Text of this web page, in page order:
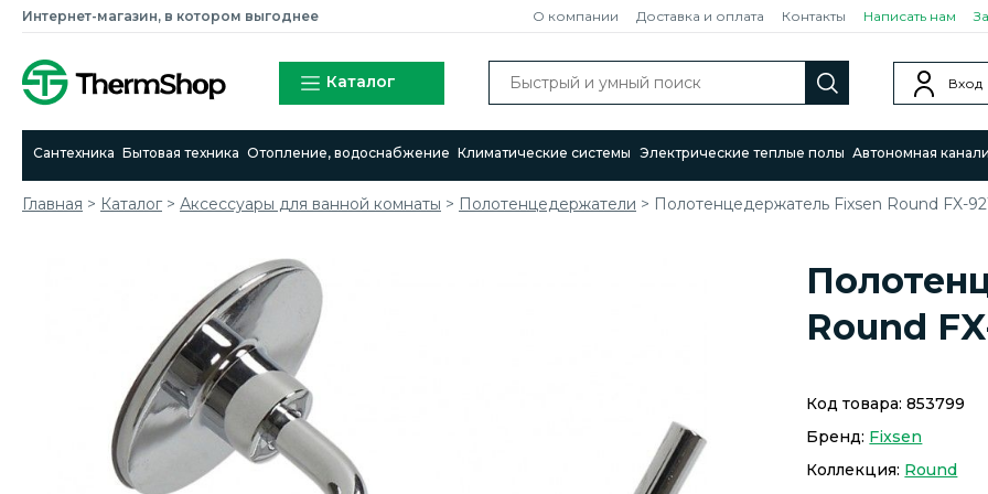
Интернет-магазин, в котором выгоднее О компании Доставка и оплата Контакты Написать нам
Каталог Вход
Сантехника Бытовая техника Отопление, водоснабжение Климатические системы Электрические теплые полы Автономная
Главная > Каталог > Аксессуары для ванной комнаты > Полотенцедержатели > Полотенцедержатель Fixsen Round FX-
Round
Код товара:853799
Бренд: Fixsen
Коллекция: Round